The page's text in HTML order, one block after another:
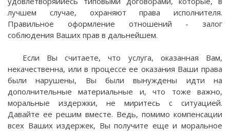
лучшем случае, охраняют права исполнителя.
Правильное оформление отношений - залог
соблюдения Ваших прав в дальнейшем.
Если Вы считаете, что услуга, оказанная Вам,
некачественна, или в процессе ее оказания Ваши права
были нарушены, Вы были вынуждены идти на
дополнительные материальные и, что тоже важно,
моральные издержки, не миритесь с ситуацией.
Давайте ее решим вместе. Ведь, помимо компенсации
всех Ваших издержек, Вы получите еще и моральное